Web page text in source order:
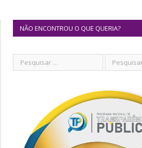
NÃO ENCONTROU O QUE QUERIA?